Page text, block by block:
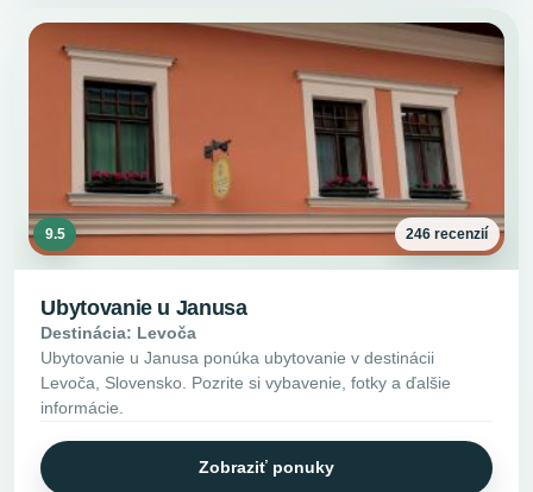
9.5 246 recenzií
Ubytovanie u Janusa
Destinácia: Levoča
Ubytovanie u Janusa ponúka ubytovanie v destinácii
Levoča, Slovensko. Pozrite si vybavenie, fotky a ďalšie
informácie.
Zobraziť ponuky